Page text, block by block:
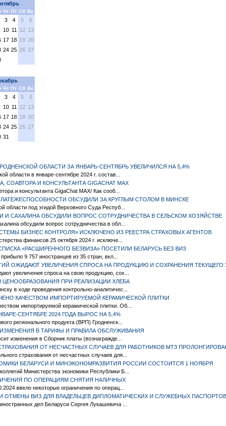
Чт Пт Сб Вс
3 4 5
6
10 11 12 13
17 18 19 20
24 25 26 27
Чт Пт Сб Вс
3 4 5
6
10 11 12 13
17 18 19 20
24 25 26 27
31
ОБЛАСТИ ЗА ЯНВАРЬ-СЕНТЯБРЬ УВЕЛИЧИЛСЯ НА 5,4%
области в январе-сентябре 2024 г. состав...
И КОНСУЛЬТАНТА GIGACHAT MAX
и консультанта GigaChat MAX/ Как сооб...
ОБСУДИЛИ ЗА КРУГЛЫМ СТОЛОМ В МИНСКЕ
области под эгидой Верховного Суда Респуб...
И САХАЛИНА ОБСУДИЛИ ВОПРОС СОТРУДНИЧЕСТВА В СЕЛЬСКОМ ХОЗЯЙСТВЕ
обсудили вопрос сотрудничества в обл...
БИЗНЕС КОНТРОЛЯ» ИСКЛЮЧЕНО ИЗ РЕЕСТРА СТРАХОВЫХ АГЕНТОВ
финансов 25 октября 2024 г. исключе...
«РАСШИРЕННОГО БЕЗВИЗА» ПОСЕТИЛИ БЕЛАРУСЬ БЕЗ ВИЗ
9 757 иностранцев из 35 стран, вкл...
ОЖИДАЮТ УВЕЛИЧЕНИЯ СПРОСА НА ПРОДУКЦИЮ И СОХРАНЕНИЯ ТЕКУЩЕГО
увеличения спроса на свою продукцию, сох...
ПРИ РЕАЛИЗАЦИИ ХЛЕБА
в ходе проведения контрольно-аналитичес...
КАЧЕСТВОМ ИМПОРТИРУЕМОЙ КЕРАМИЧЕСКОЙ ПЛИТКИ
импортируемой керамической плитки. Об...
СЕНТЯБРЕ 2024 ГОДА ВЫРОС НА 5,4%
регионального продукта (ВРП) Гродненск...
В ТАРИФЫ И ПРАВИЛА ОБСЛУЖИВАНИЯ
изменения в Сборник платы (вознагражде...
ОТ НЕСЧАСТНЫХ СЛУЧАЕВ ДЛЯ РАБОТНИКОВ МТЗ
страхования от несчастных случаев для...
БЕЛАРУСИ И МИНЭКОНОМРАЗВИТИЯ РОССИИ СОСТОИТСЯ 1 НОЯБРЯ
Министерства экономики Республики Б...
ПО ОПЕРАЦИЯМ СНЯТИЯ НАЛИЧНЫХ
ввело некоторые ограничения по операц...
ОТМЕНЫ ВИЗ ДЛЯ ВЛАДЕЛЬЦЕВ ДИПЛОМАТИЧЕСКИХ И СЛУЖЕБНЫХ ПАСПОРТОВ
дел Беларуси Сергея Лукашевича ...